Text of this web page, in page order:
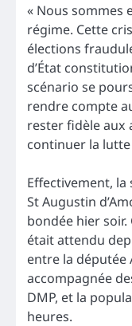
« Nous sommes
régime. Cette
élections
d’État
scénario se
rendre compte
rester fidèle aux
continuer la lutte
Effectivement, la
St Augustin
bondée hier
était attendu
entre la députée
accompagnée
DMP, et la
heures.